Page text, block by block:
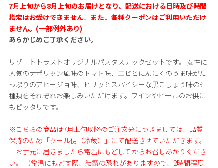
7月上旬から8月上旬のお届けとなり、配送における日時及び時間
指定はお受けできません。また、各種クーポンはご利用いただけ
ません。(一部例外あり)
あらかじめご了承ください。
リゾートトラストオリジナルパスタスナックセットです。 女性に
人気のナポリタン風味のトマト味、エビとにんにくのうま味がた
っぷりのアヒージョ味、ピリッとスパイシーな黒こしょう味の3
種類をそれぞれお楽しみいただけます。ワインやビールのお供に
もピッタリです。
※こちらの商品は7月上旬以降のご注文分につきましては、品質
保持のため「クール便（冷蔵）」にて配送させていただきます。
お手元に届きましたら常温にもどしてからお召しあがりくださ
い。 （常温にもどす際、結露の恐れがありますので、2時間程度